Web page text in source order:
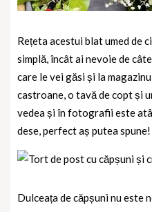
Rețeta acestui blat umed de
simplă, încât ai nevoie de
care le vei găsi și la
castroane, o tavă de copt și
vedea și în fotografii este
dese, perfect aș putea spune!
Dulceața de căpșuni nu este